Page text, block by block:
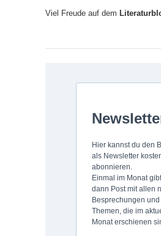
Viel Freude auf dem
Hier kannst du den
als Newsletter
abonnieren.
Einmal im Monat
dann Post mit allen
Besprechungen und
Themen, die im
Monat erschienen